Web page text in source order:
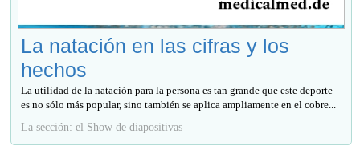
La natación en las cifras y los
hechos
La utilidad de la natación para la persona es tan grande que este deporte
es no sólo más popular, sino también se aplica ampliamente en el cobre...
La sección: el Show de diapositivas